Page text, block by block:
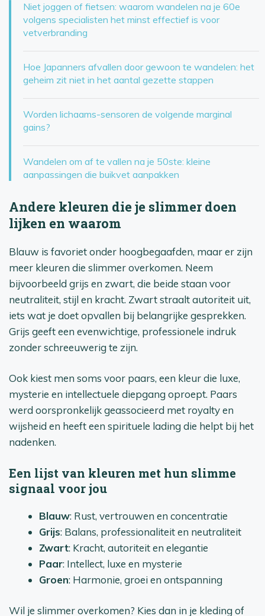
Niet joggen of fietsen: waarom wandelen na je 60e
volgens specialisten het minst effectief is voor
vetverbranding
Hoe Japanners afvallen door gewoon te wandelen: het
geheim zit niet in het aantal gezette stappen
Worden lichaams-sensoren de volgende marginal
gains?
Wandelen om af te vallen na je 50ste: kleine
aanpassingen die buikvet aanpakken
Andere kleuren die je slimmer doen
lijken en waarom
Blauw is favoriet onder hoogbegaafden, maar er zijn
meer kleuren die slimmer overkomen. Neem
bijvoorbeeld grijs en zwart, die beide staan voor
neutraliteit, stijl en kracht. Zwart straalt autoriteit uit,
iets wat je doet opvallen bij belangrijke gesprekken.
Grijs geeft een evenwichtige, professionele indruk
zonder schreeuwerig te zijn.
Ook kiest men soms voor paars, een kleur die luxe,
mysterie en intellectuele diepgang oproept. Paars
werd oorspronkelijk geassocieerd met royalty en
wijsheid en heeft een spirituele lading die helpt bij het
nadenken.
Een lijst van kleuren met hun slimme
signaal voor jou
Blauw: Rust, vertrouwen en concentratie
Grijs: Balans, professionaliteit en neutraliteit
Zwart: Kracht, autoriteit en elegantie
Paar: Intellect, luxe en mysterie
Groen: Harmonie, groei en ontspanning
Wil je slimmer overkomen? Kies dan in je kleding of